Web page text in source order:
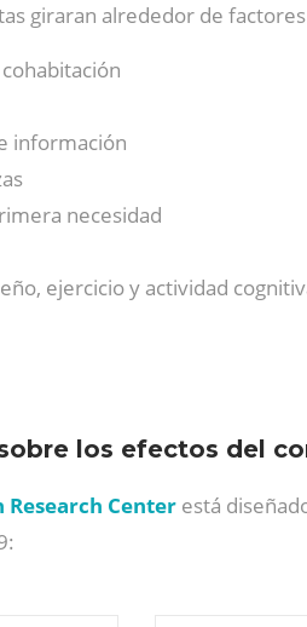
giraran alrededor de
información
necesidad
ejercicio y actividad
los efectos del
Center está